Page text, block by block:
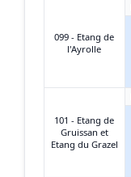
099 - Etang de
l'Ayrolle
101 - Etang de
Gruissan et
Etang du Grazel